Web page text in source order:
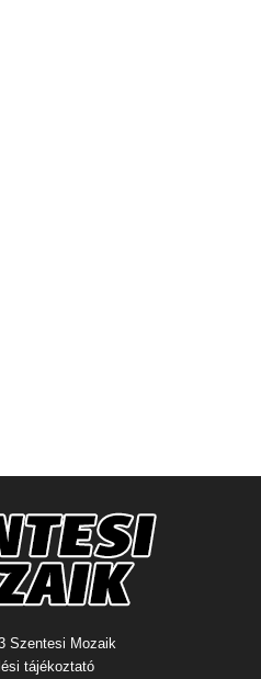
Szentesi Mozaik
tájékoztató